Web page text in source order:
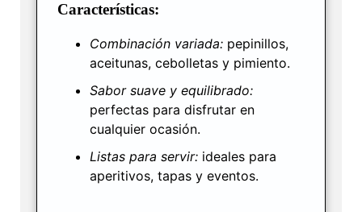
Características:
Combinación variada: pepinillos,
aceitunas, cebolletas y pimiento.
Sabor suave y equilibrado:
perfectas para disfrutar en
cualquier ocasión.
Listas para servir: ideales para
aperitivos, tapas y eventos.